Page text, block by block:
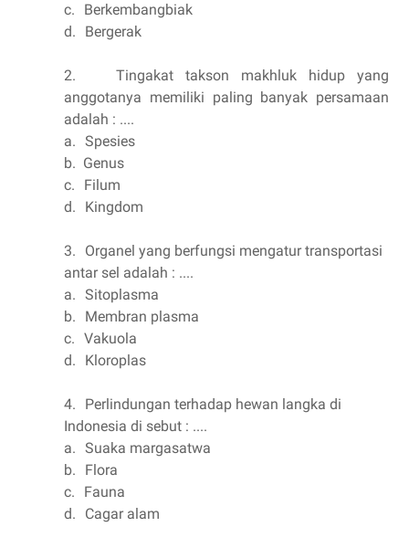
c.
Berkembangbiak
d.
Bergerak
2.
Tingakat takson makhluk hidup yang
anggotanya memiliki paling banyak persamaan
adalah : ....
a. Spesies
b. Genus
c.
Filum
d.
Kingdom
3.
Organel yang berfungsi mengatur transportasi
antar sel adalah : ....
a. Sitoplasma
b.
Membran plasma
c. Vakuola
d.
Kloroplas
4. Perlindungan terhadap hewan langka di
Indonesia di sebut : ....
a. Suaka margasatwa
b.
Flora
c.
Fauna
d.
Cagar alam